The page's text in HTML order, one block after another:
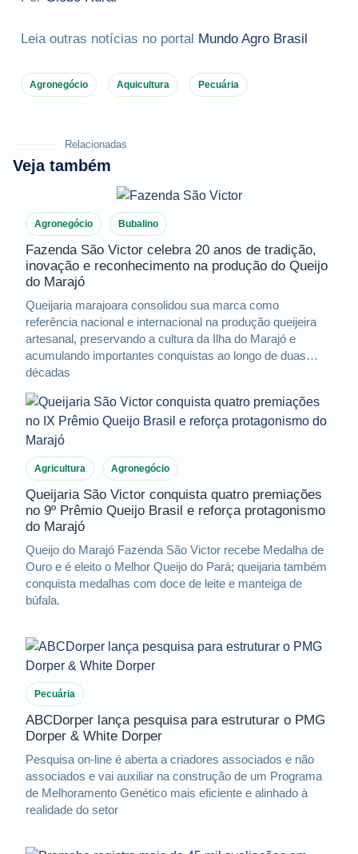
Leia outras notícias no portal Mundo Agro Brasil
Agronegócio Aquicultura Pecuária
Relacionadas
Veja também
Agronegócio Bubalino
Fazenda São Victor celebra 20 anos de tradição,
inovação e reconhecimento na produção do Queijo
do Marajó
Queijaria marajoara consolidou sua marca como
referência nacional e internacional na produção queijeira
artesanal, preservando a cultura da Ilha do Marajó e
acumulando importantes conquistas ao longo de duas
décadas
Agricultura Agronegócio
Queijaria São Victor conquista quatro premiações
no 9º Prêmio Queijo Brasil e reforça protagonismo
do Marajó
Queijo do Marajó Fazenda São Victor recebe Medalha de
Ouro e é eleito o Melhor Queijo do Pará; queijaria também
conquista medalhas com doce de leite e manteiga de
búfala.
Pecuária
ABCDorper lança pesquisa para estruturar o PMG
Dorper & White Dorper
Pesquisa on-line é aberta a criadores associados e não
associados e vai auxiliar na construção de um Programa
de Melhoramento Genético mais eficiente e alinhado à
realidade do setor